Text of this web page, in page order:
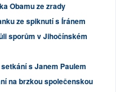
Obamu ze zrady
ze spiknutí s Íránem
sporům v Jihočínském
s Janem Paulem
na brzkou společenskou